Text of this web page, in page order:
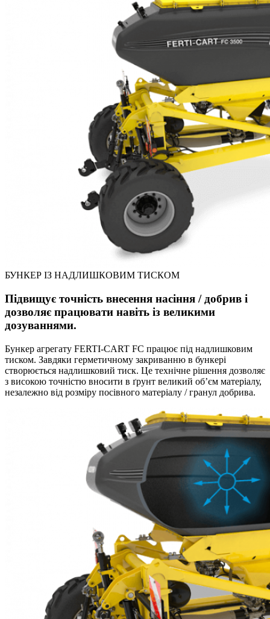
БУНКЕР ІЗ НАДЛИШКОВИМ ТИСКОМ
Підвищує точність внесення насіння / добрив і
дозволяє працювати навіть із великими
дозуваннями.
Бункер агрегату FERTI-CART FC працює під надлишковим
тиском. Завдяки герметичному закриванню в бункері
створюється надлишковий тиск. Це технічне рішення дозволяє
з високою точністю вносити в ґрунт великий об’єм матеріалу,
незалежно від розміру посівного матеріалу / гранул добрива.